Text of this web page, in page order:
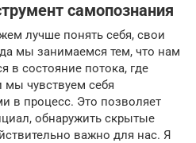
самопознания
лучше понять себя, свои
мы занимаемся тем, что нам
в состояние потока, где
мы чувствуем себя
в процесс. Это позволяет
обнаружить скрытые
важно для нас. Я